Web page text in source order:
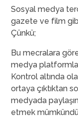
Sosyal medya
gazete ve film
Çünkü;
Bu mecralara
medya
Kontrol altında
ortaya çıktıktan
medyada
etmek